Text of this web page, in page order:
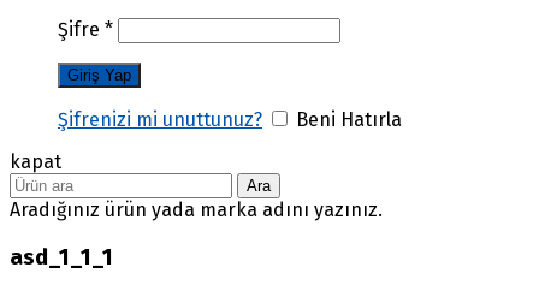
Şifre *
Şifrenizi mi unuttunuz?
Beni Hatırla
kapat
Ara
Aradığınız ürün yada marka adını yazınız.
asd_1_1_1